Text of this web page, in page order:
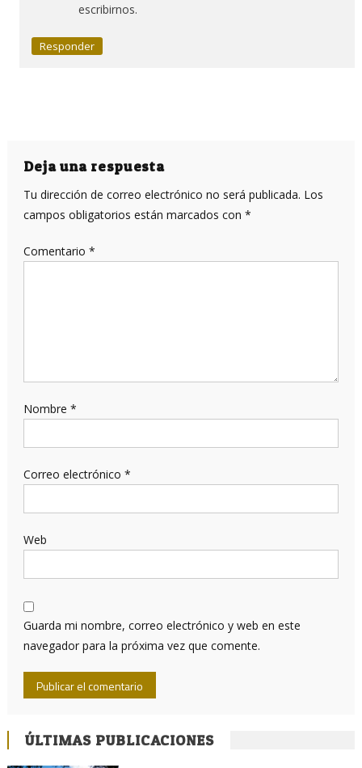
escribirnos.
Responder
Deja una respuesta
Tu dirección de correo electrónico no será publicada. Los
campos obligatorios están marcados con *
Comentario *
Nombre *
Correo electrónico *
Web
Guarda mi nombre, correo electrónico y web en este
navegador para la próxima vez que comente.
ÚLTIMAS PUBLICACIONES